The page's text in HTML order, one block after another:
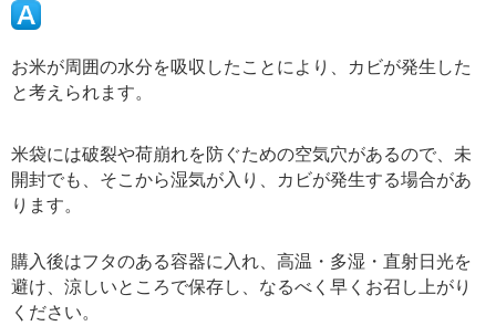
お米が周囲の水分を吸収したことにより、カビが発生した
と考えられます。
米袋には破裂や荷崩れを防ぐための空気穴があるので、未
開封でも、そこから湿気が入り、カビが発生する場合があ
ります。
購入後はフタのある容器に入れ、高温・多湿・直射日光を
避け、涼しいところで保存し、なるべく早くお召し上がり
ください。